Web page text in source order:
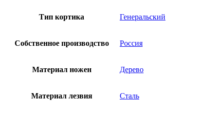
Тип кортика Генеральский
Собственное производство Россия
Материал ножен Дерево
Материал лезвия Сталь